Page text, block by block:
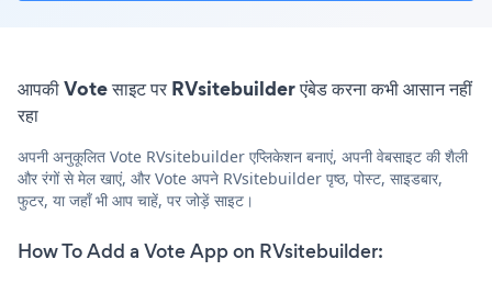
आपकी Vote साइट पर RVsitebuilder एंबेड करना कभी आसान नहीं
रहा
अपनी अनुकूलित Vote RVsitebuilder एप्लिकेशन बनाएं, अपनी वेबसाइट की शैली
और रंगों से मेल खाएं, और Vote अपने RVsitebuilder पृष्ठ, पोस्ट, साइडबार,
फुटर, या जहाँ भी आप चाहें, पर जोड़ें साइट।
How To Add a Vote App on RVsitebuilder: